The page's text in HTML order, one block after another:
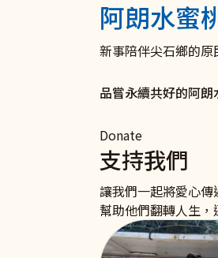
阿朗水蜜
新事陪伴尖石鄉的
品嘗永續共好的阿朗
我們有愛心碼
愛心一領二 愛心不
我要捐款
與移工共好服
打造雇主放心移工
了解更多
衛部救字第
助原住民弱勢及受災
立即行動
Donate
支持我們
讓我們一起將愛心傳
幫助他們翻轉人生，